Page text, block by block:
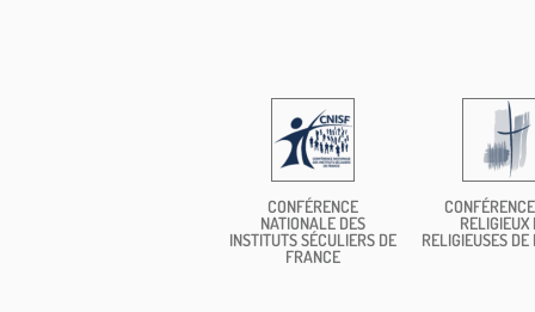
CONFÉRENCE
NATIONALE DES
INSTITUTS SÉCULIERS DE
FRANCE
RELIGIEUX
RELIGIEUSES DE